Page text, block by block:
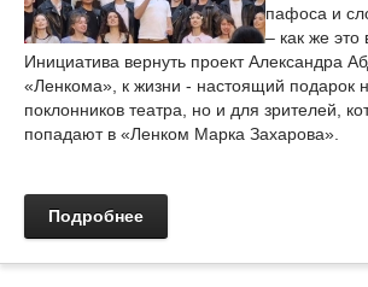
пафоса и
– как же это
Инициатива вернуть проект Александра
«Ленкома», к жизни - настоящий подарок
поклонников театра, но и для зрителей,
попадают в «Ленком Марка Захарова».
Подробнее